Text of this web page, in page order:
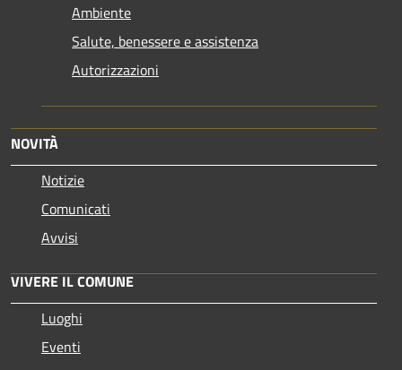
Ambiente
Salute, benessere e assistenza
Autorizzazioni
NOVITÀ
Notizie
Comunicati
Avvisi
VIVERE IL COMUNE
Luoghi
Eventi